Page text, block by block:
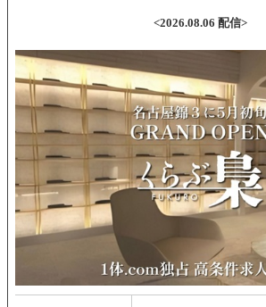
<2026.08.06 配信>